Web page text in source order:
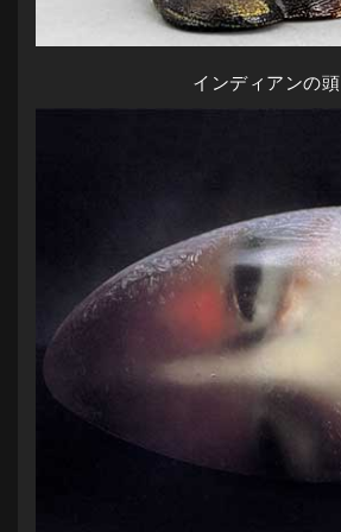
インディアンの頭